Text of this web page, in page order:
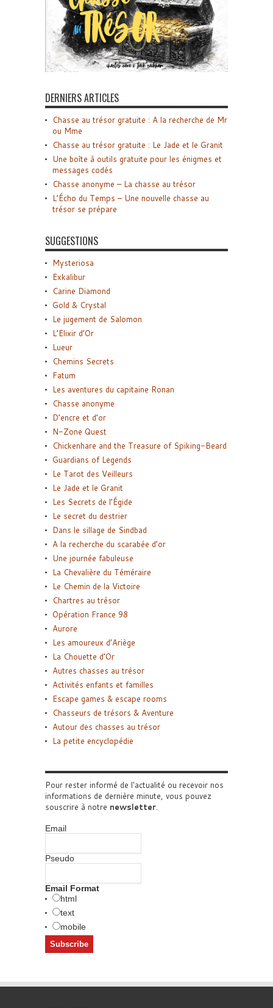
DERNIERS ARTICLES
Chasse au trésor gratuite : A la recherche de Mr
ou Mme
Chasse au trésor gratuite : Le Jade et le Granit
Une boîte à outils gratuite pour les énigmes et
messages codés
Chasse anonyme – La chasse au trésor
L’Écho du Temps – Une nouvelle chasse au
trésor se prépare
SUGGESTIONS
Mysteriosa
Exkalibur
Carine Diamond
Gold & Crystal
Le jugement de Salomon
L’Elixir d’Or
Lueur
Chemins Secrets
Fatum
Les aventures du capitaine Ronan
Chasse anonyme
D’encre et d’or
N-Zone Quest
Chickenhare and the Treasure of Spiking-Beard
Guardians of Legends
Le Tarot des Veilleurs
Le Jade et le Granit
Les Secrets de l’Égide
Le secret du destrier
Dans le sillage de Sindbad
A la recherche du scarabée d’or
Une journée fabuleuse
La Chevalière du Téméraire
Le Chemin de la Victoire
Chartres au trésor
Opération France 98
Aurore
Les amoureux d’Ariège
La Chouette d’Or
Autres chasses au trésor
Activités enfants et familles
Escape games & escape rooms
Chasseurs de trésors & Aventure
Autour des chasses au trésor
La petite encyclopédie
Pour rester informé de l'actualité ou recevoir nos
informations de dernière minute, vous pouvez
souscrire à notre newsletter.
Email
Pseudo
Email Format
html
text
mobile